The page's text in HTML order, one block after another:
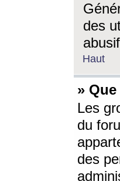
des
Haut
»
Les
du
des